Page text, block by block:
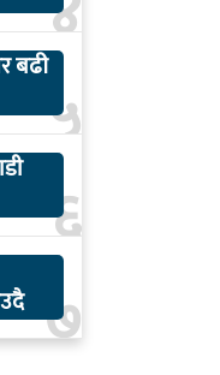
५
बढी
६
७